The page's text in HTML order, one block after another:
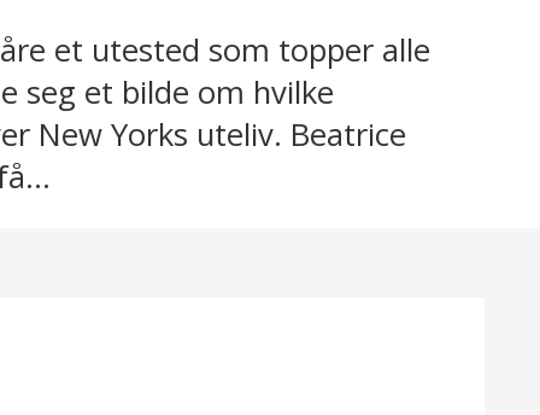
et utested som topper alle
seg et bilde om hvilke
New Yorks uteliv. Beatrice